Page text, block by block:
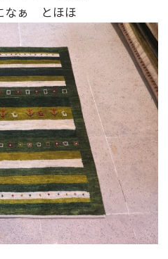
なぁ とほほ